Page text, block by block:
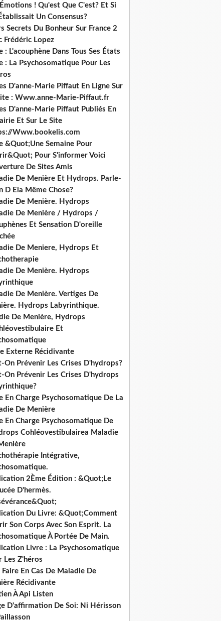
Émotions ! Qu'est Que C'est? Et Si
Un Consensus?
Secrets Du Bonheur Sur France 2
Frédéric Lopez
: L'acouphène Dans Tous Ses États
: La Psychosomatique Pour Les
D'anne-Marie Piffaut En Ligne Sur
: Www.anne-Marie-Piffaut.fr
D'anne-Marie Piffaut Publiés En
Et Sur Le Site
Www.bookelis.com
&Quot;Une Semaine Pour
Pour S'informer Voici
De Sites Amis
De Menière Et Hydrops. Parle-
D Ela Même Chose?
De Menière. Hydrops
De Menière / Hydrops /
Et Sensation D'oreille
De Meniere, Hydrops Et
De Menière. Hydrops
De Menière. Vertiges De
Hydrops Labyrinthique.
De Menière, Hydrops
Et
Externe Récidivante
On Prévenir Les Crises D'hydrops?
On Prévenir Les Crises D'hydrops
En Charge Psychosomatique De La
De Menière
En Charge Psychosomatique De
Cohléovestibulairea Maladie
Intégrative,
2Ème Édition : &Quot;Le
D'hermès.
Du Livre: &Quot;Comment
Son Corps Avec Son Esprit. La
À Portée De Main.
Livre : La Psychosomatique
Les Z'héros
Faire En Cas De Maladie De
Récidivante
À Api Listen
D'affirmation De Soi: Ni Hérisson